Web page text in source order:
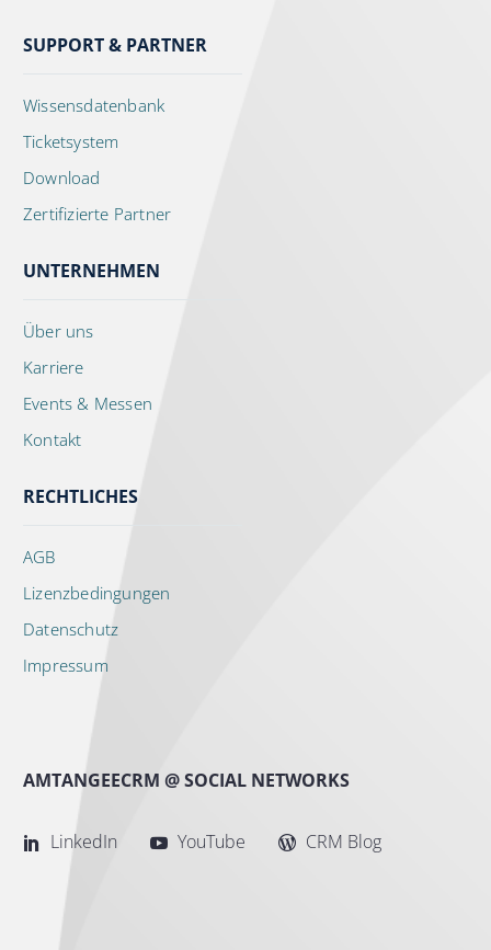
SUPPORT & PARTNER
Wissensdatenbank
Ticketsystem
Download
Zertifizierte Partner
UNTERNEHMEN
Über uns
Karriere
Events & Messen
Kontakt
RECHTLICHES
AGB
Lizenzbedingungen
Datenschutz
Impressum
AMTANGEECRM @ SOCIAL NETWORKS
LinkedIn YouTube CRM Blog